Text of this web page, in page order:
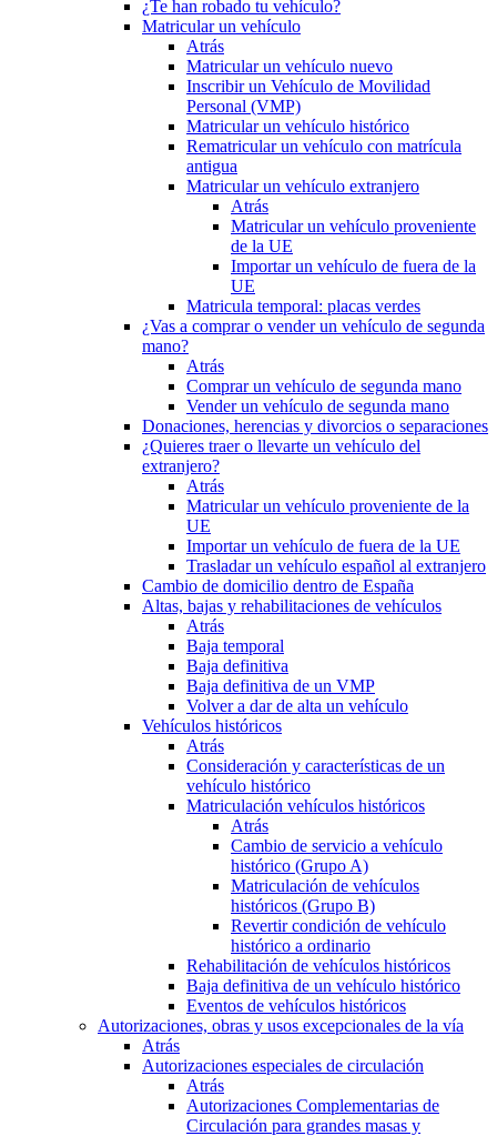
¿Te han robado tu vehículo?
Matricular un vehículo
Atrás
Matricular un vehículo nuevo
Inscribir un Vehículo de Movilidad
Personal (VMP)
Matricular un vehículo histórico
Rematricular un vehículo con matrícula
antigua
Matricular un vehículo extranjero
Atrás
Matricular un vehículo proveniente
de la UE
Importar un vehículo de fuera de la
UE
Matricula temporal: placas verdes
¿Vas a comprar o vender un vehículo de segunda
mano?
Atrás
Comprar un vehículo de segunda mano
Vender un vehículo de segunda mano
Donaciones, herencias y divorcios o separaciones
¿Quieres traer o llevarte un vehículo del
extranjero?
Atrás
Matricular un vehículo proveniente de la
UE
Importar un vehículo de fuera de la UE
Trasladar un vehículo español al extranjero
Cambio de domicilio dentro de España
Altas, bajas y rehabilitaciones de vehículos
Atrás
Baja temporal
Baja definitiva
Baja definitiva de un VMP
Volver a dar de alta un vehículo
Vehículos históricos
Atrás
Consideración y características de un
vehículo histórico
Matriculación vehículos históricos
Atrás
Cambio de servicio a vehículo
histórico (Grupo A)
Matriculación de vehículos
históricos (Grupo B)
Revertir condición de vehículo
histórico a ordinario
Rehabilitación de vehículos históricos
Baja definitiva de un vehículo histórico
Eventos de vehículos históricos
Autorizaciones, obras y usos excepcionales de la vía
Atrás
Autorizaciones especiales de circulación
Atrás
Autorizaciones Complementarias de
Circulación para grandes masas y